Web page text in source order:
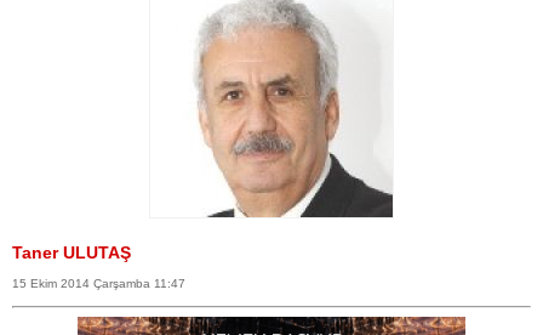
Taner ULUTAŞ
15 Ekim 2014 Çarşamba 11:47